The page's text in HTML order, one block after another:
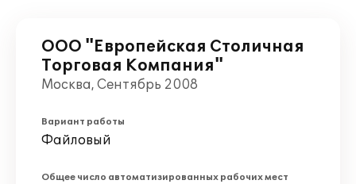
ООО "Европейская Столичная
Торговая Компания"
Москва, Сентябрь 2008
Вариант работы
Файловый
Общее число автоматизированных рабочих мест